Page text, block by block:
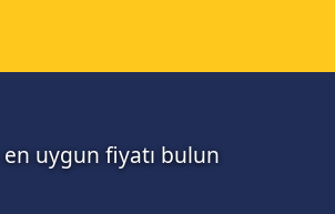
en uygun fiyatı bulun